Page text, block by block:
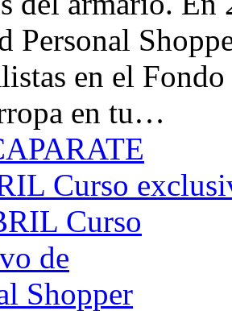
Personal
en el
en tu…
Curso